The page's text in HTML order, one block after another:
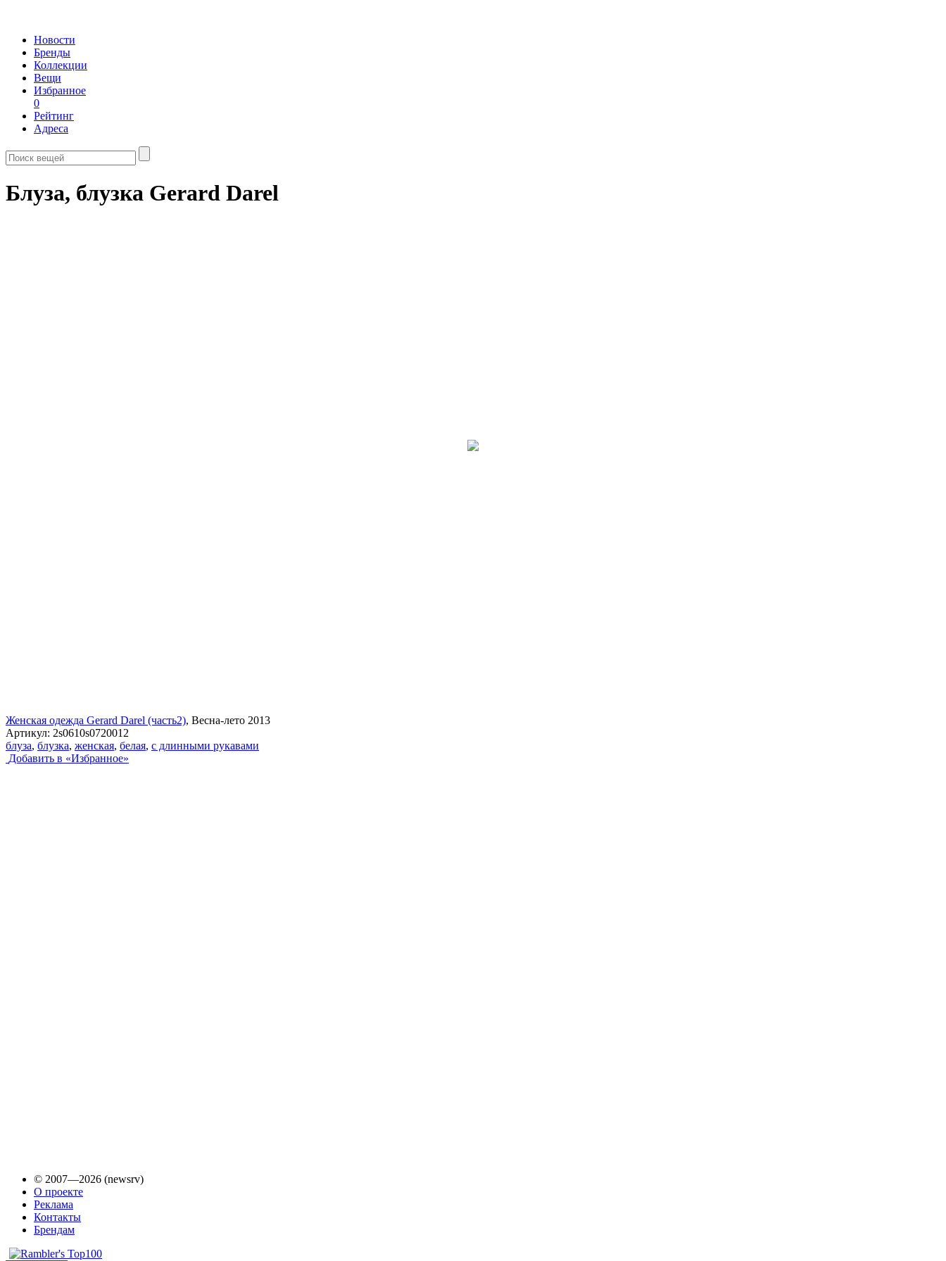
Новости
Бренды
Коллекции
Вещи
Избранное
0
Рейтинг
Адреса
Блуза, блузка Gerard Darel
Женская одежда Gerard Darel (часть2), Весна-лето 2013
Артикул: 2s0610s0720012
блуза, блузка, женская, белая, с длинными рукавами
Добавить в «Избранное»
© 2007—2026 (newsrv)
О проекте
Реклама
Контакты
Брендам